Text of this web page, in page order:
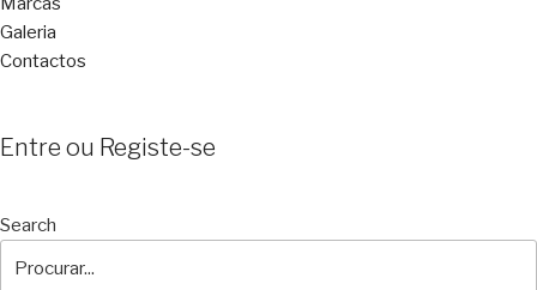
Galeria
Contactos
Entre ou Registe-se
Search